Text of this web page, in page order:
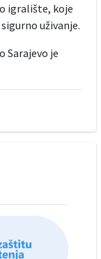
igralište, koje
uživanje.
Sarajevo je